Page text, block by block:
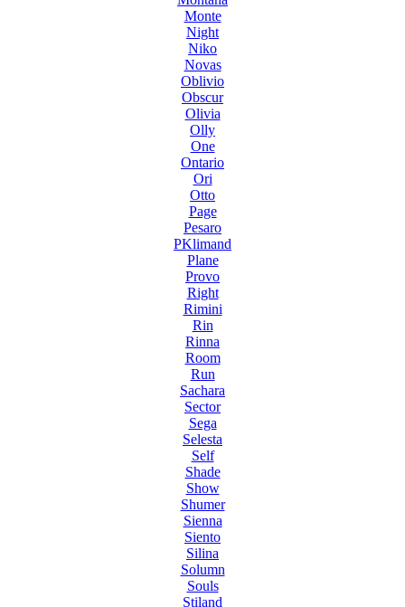
Monte
Night
Niko
Novas
Oblivio
Obscur
Olivia
Olly
One
Ontario
Ori
Otto
Page
Pesaro
PKlimand
Plane
Provo
Right
Rimini
Rin
Rinna
Room
Run
Sachara
Sector
Sega
Selesta
Self
Shade
Show
Shumer
Sienna
Siento
Silina
Solumn
Souls
Stiland